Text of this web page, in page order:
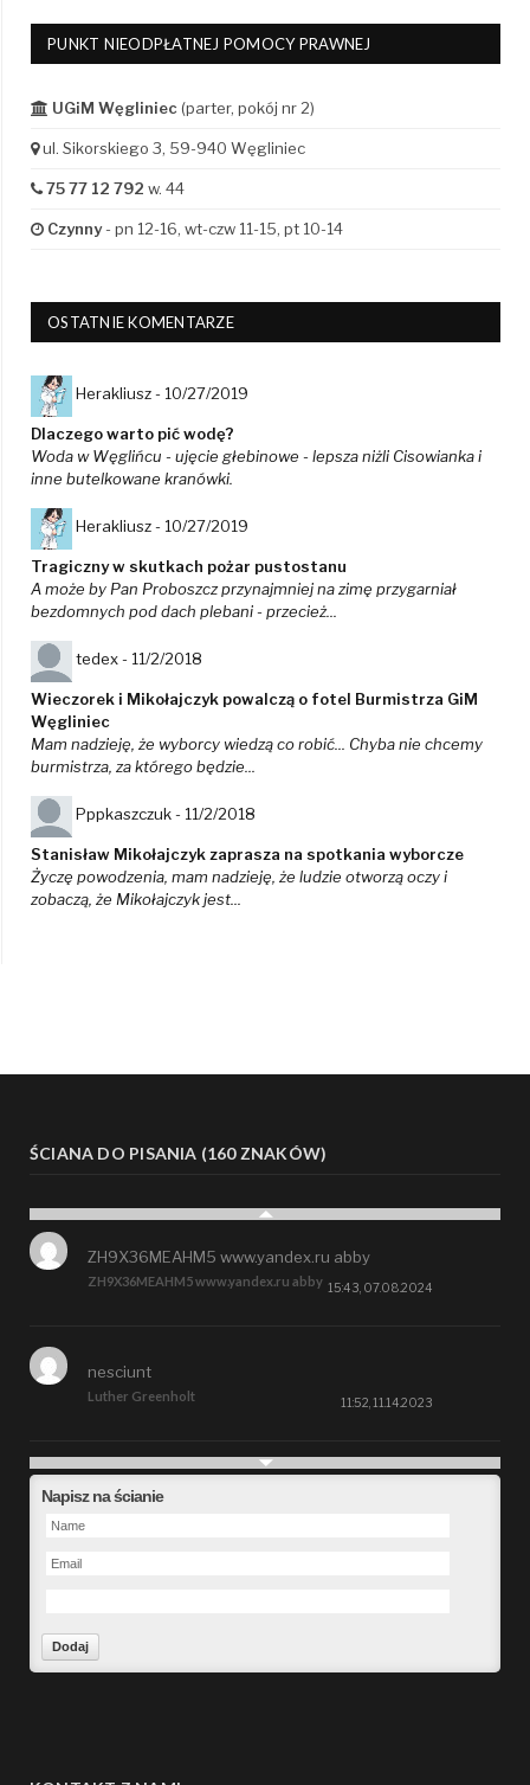
PUNKT NIEODPŁATNEJ POMOCY PRAWNEJ
UGiM Węgliniec (parter, pokój nr 2)
ul. Sikorskiego 3, 59-940 Węgliniec
75 77 12 792 w. 44
Czynny- pn 12-16, wt-czw 11-15, pt 10-14
OSTATNIE KOMENTARZE
Herakliusz - 10/27/2019
Dlaczego warto pić wodę?
Woda w Węglińcu - ujęcie głebinowe - lepsza niżli Cisowianka i
inne butelkowane kranówki.
Herakliusz - 10/27/2019
Tragiczny w skutkach pożar pustostanu
A może by Pan Proboszcz przynajmniej na zimę przygarniał
bezdomnych pod dach plebani - przecież...
tedex - 11/2/2018
Wieczorek i Mikołajczyk powalczą o fotel Burmistrza GiM
Węgliniec
Mam nadzieję, że wyborcy wiedzą co robić... Chyba nie chcemy
burmistrza, za którego będzie...
Pppkaszczuk - 11/2/2018
Stanisław Mikołajczyk zaprasza na spotkania wyborcze
Życzę powodzenia, mam nadzieję, że ludzie otworzą oczy i
zobaczą, że Mikołajczyk jest...
ŚCIANA DO PISANIA (160 ZNAKÓW)
ZH9X36MEAHM5 www.yandex.ru abby
ZH9X36MEAHM5 www.yandex.ru abby
15:43, 07.08.2024
Luther Greenholt
nesciunt
11:52, 11.14.2023
Future
Napisz na ścianie